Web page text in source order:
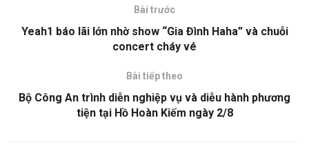
Bài trước
Yeah1 báo lãi lớn nhờ show “Gia Đình Haha” và chuỗi
concert cháy vé
Bài tiếp theo
Bộ Công An trình diễn nghiệp vụ và diễu hành phương
tiện tại Hồ Hoàn Kiếm ngày 2/8